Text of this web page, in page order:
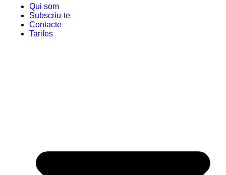
Qui som
Subscriu-te
Contacte
Tarifes